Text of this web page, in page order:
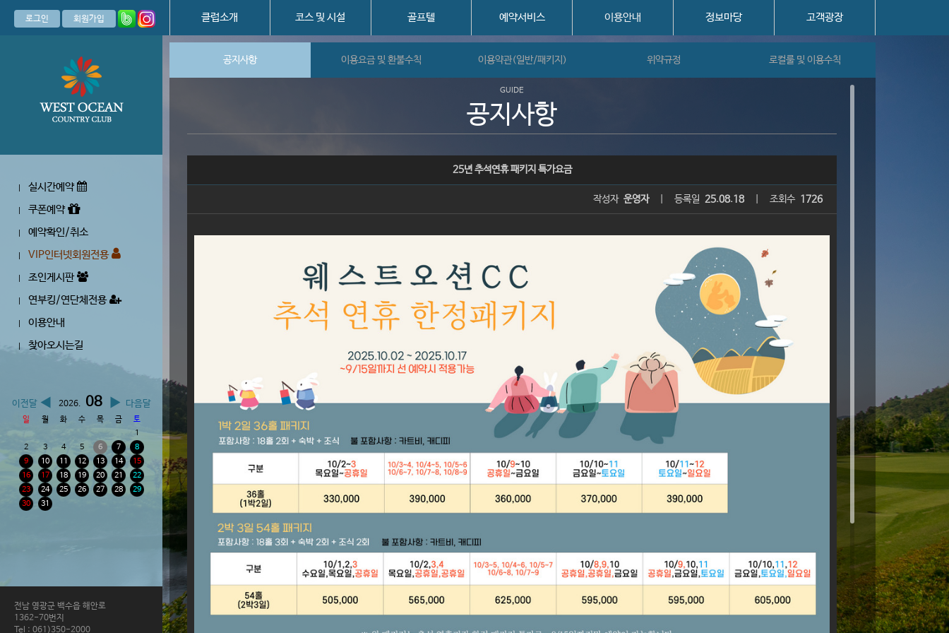
클럽소개 코스 및 시설 골프텔 예약서비스 이용안내 정보마당 고객광장
로그인 회원가입
실시간예약
쿠폰예약
예약확인/취소
VIP인터넷회원전용
조인게시판
연부킹/연단체전용
이용안내
찾아오시는길
이전달 ◀ 2026. 08▶ 다음달
일 월 화 수 목 금
토
1
2
3 4 5 6 7
8
9
10 11 12 13 14
15
16
17 18 19 20 21
22
23
24 25 26 27 28
29
30
31
전남 영광군 백수읍 해안로
1362-70번지
Tel : 061)350-2000
공지사항 이용요금 및 환불수칙 이용약관(일반/패키지) 위약규정 로컬룰 및 이용수칙
GUIDE
공지사항
25년 추석연휴 패키지 특가요금
작성자 운영자 등록일 25.08.18 조회수 1726